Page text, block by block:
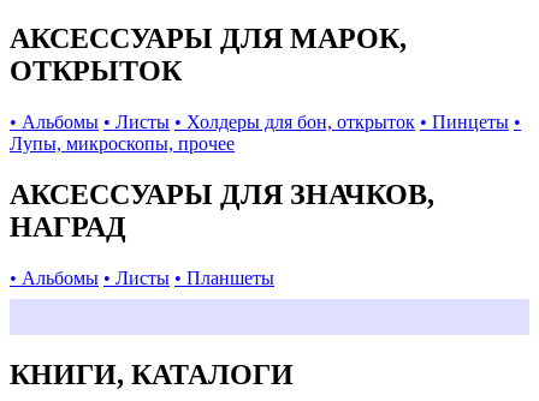
АКСЕССУАРЫ ДЛЯ МАРОК,
ОТКРЫТОК
• Альбомы • Листы • Холдеры для бон, открыток • Пинцеты •
Лупы, микроскопы, прочее
АКСЕССУАРЫ ДЛЯ ЗНАЧКОВ,
НАГРАД
• Альбомы • Листы • Планшеты
КНИГИ, КАТАЛОГИ